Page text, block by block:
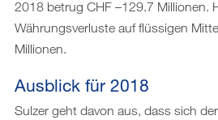
2018 betrug CHF –129.7 Millionen.
Währungsverluste auf flüssigen
Millionen.
Ausblick für 2018
Sulzer geht davon aus, dass sich